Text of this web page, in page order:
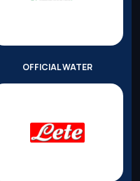
OFFICIAL WATER